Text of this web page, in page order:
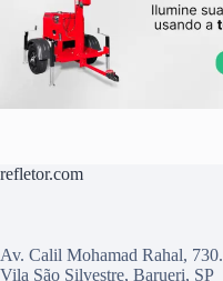
refletor.com
Av. Calil Mohamad Rahal, 730.
Vila São Silvestre, Barueri, SP